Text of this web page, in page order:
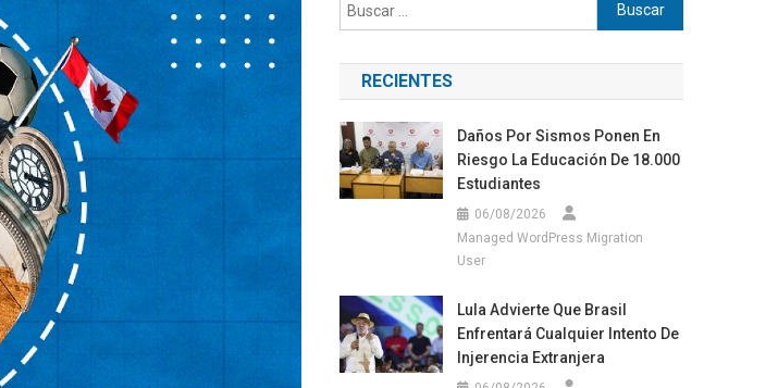
RECIENTES
Daños Por Sismos Ponen En
Riesgo La Educación De 18.000
Estudiantes
06/08/2026
Managed WordPress Migration
User
Lula Advierte Que Brasil
Enfrentará Cualquier Intento De
Injerencia Extranjera